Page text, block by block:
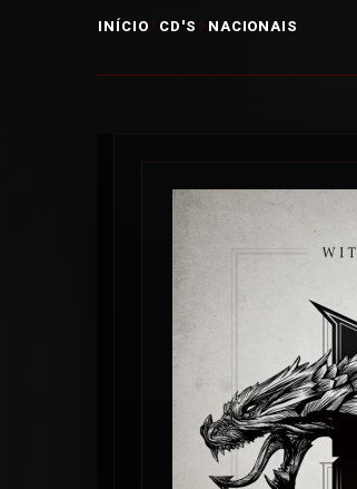
INÍCIO CD'S NACIONAIS